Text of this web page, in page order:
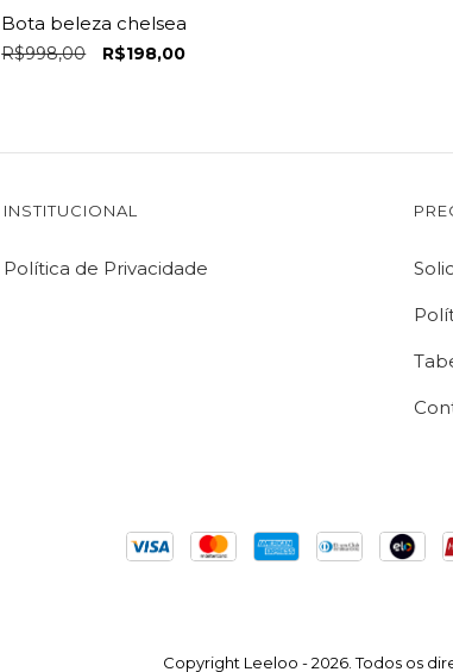
Bota beleza chelsea
R$998,00 R$198,00
INSTITUCIONAL
Política de Privacidade
Copyright Leeloo - 2026. Todos os